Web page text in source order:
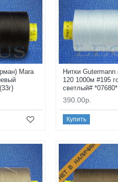
Mara
Нитки Gutermann
120 1000м #195
светлый#
390.00р.
Купить
НЕТ В НАЛИЧИИ